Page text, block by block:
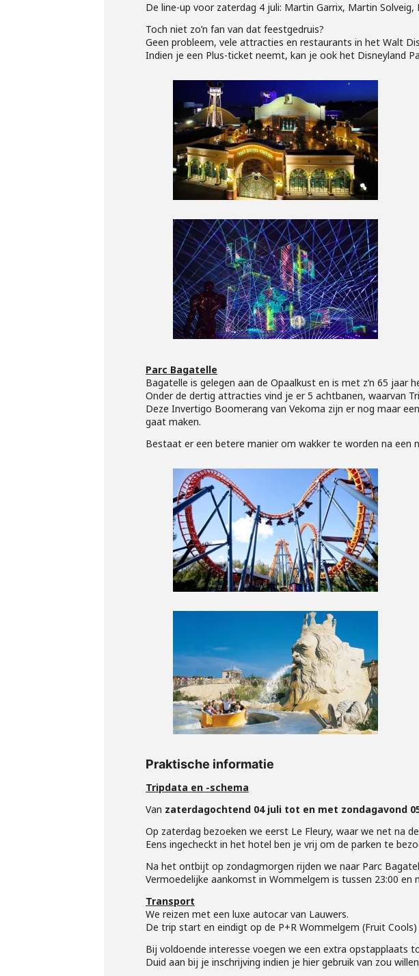
De line-up voor zaterdag 4 juli: Martin Garrix, Martin Solveig,
Toch niet zo’n fan van dat feestgedruis?
Geen probleem, vele attracties en restaurants in het Walt
Indien je een Plus-ticket neemt, kan je ook het Disneyland
Parc Bagatelle
Bagatelle is gelegen aan de Opaalkust en is met z’n 65 jaar
Onder de dertig attracties vind je er 5 achtbanen, waarvan
Deze Invertigo Boomerang van Vekoma zijn er nog maar
gaat maken.
Bestaat er een betere manier om wakker te worden na een
Praktische informatie
Tripdata en -schema
Van zaterdagochtend 04 juli tot en met zondagavond
Op zaterdag bezoeken we eerst Le Fleury, waar we net na
Eens ingecheckt in het hotel ben je vrij om de parken te
Na het ontbijt op zondagmorgen rijden we naar Parc
Vermoedelijke aankomst in Wommelgem is tussen 23:00 en
Transport
We reizen met een luxe autocar van Lauwers.
De trip start en eindigt op de P+R Wommelgem (Fruit Cools)
Bij voldoende interesse voegen we een extra opstapplaats
Duid aan bij je inschrijving indien je hier gebruik van zou